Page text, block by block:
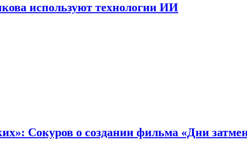
используют технологии ИИ
Сокуров о создании фильма «Дни